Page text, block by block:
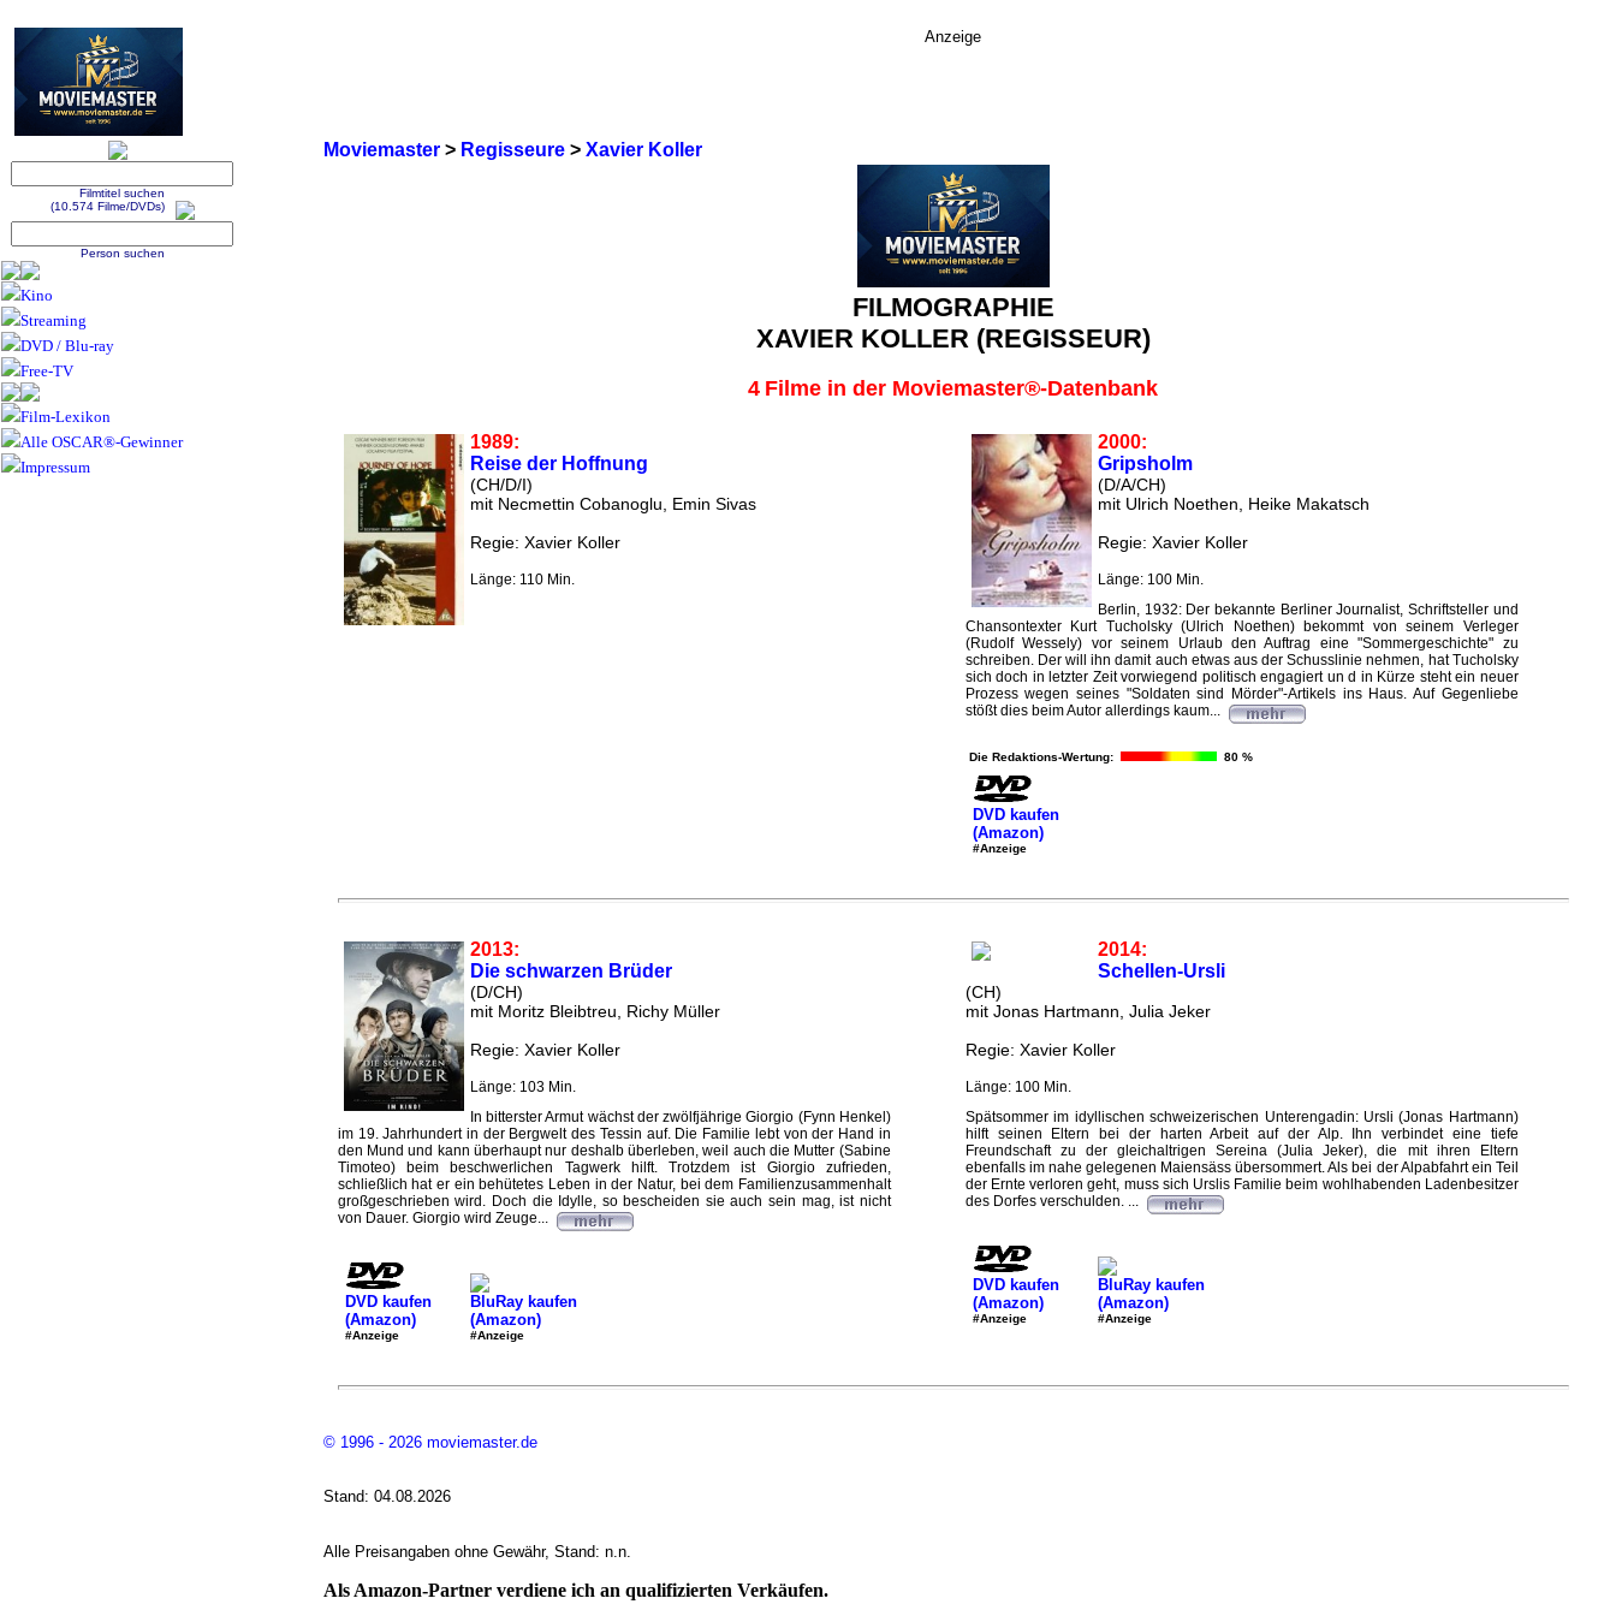
Moviemaster> Regisseure> Xavier Koller
FILMOGRAPHIE
XAVIER KOLLER (REGISSEUR)
4 Filme in der Moviemaster®-Datenbank
1989:
Reise der Hoffnung
(CH/D/I)
mit Necmettin Cobanoglu, Emin Sivas
Regie: Xavier Koller
Länge: 110 Min.
2000:
Gripsholm
(D/A/CH)
mit Ulrich Noethen, Heike Makatsch
Regie: Xavier Koller
Länge: 100 Min.
Berlin, 1932: Der bekannte Berliner Journalist, Schriftsteller und
Chansontexter Kurt Tucholsky (Ulrich Noethen) bekommt von seinem Verleger
(Rudolf Wessely) vor seinem Urlaub den Auftrag eine "Sommergeschichte" zu
schreiben. Der will ihn damit auch etwas aus der Schusslinie nehmen, hat Tucholsky
sich doch in letzter Zeit vorwiegend politisch engagiert un d in Kürze steht ein neuer
Prozess wegen seines "Soldaten sind Mörder"-Artikels ins Haus. Auf Gegenliebe
stößt dies beim Autor allerdings kaum...
Die Redaktions-Wertung: 80 %
DVD kaufen
(Amazon)
#Anzeige
2013:
Die schwarzen Brüder
(D/CH)
mit Moritz Bleibtreu, Richy Müller
Regie: Xavier Koller
Länge: 103 Min.
In bitterster Armut wächst der zwölfjährige Giorgio (Fynn Henkel)
im 19. Jahrhundert in der Bergwelt des Tessin auf. Die Familie lebt von der Hand in
den Mund und kann überhaupt nur deshalb überleben, weil auch die Mutter (Sabine
Timoteo) beim beschwerlichen Tagwerk hilft. Trotzdem ist Giorgio zufrieden,
schließlich hat er ein behütetes Leben in der Natur, bei dem Familienzusammenhalt
großgeschrieben wird. Doch die Idylle, so bescheiden sie auch sein mag, ist nicht
von Dauer. Giorgio wird Zeuge...
DVD kaufen
(Amazon)
#Anzeige
BluRay kaufen
(Amazon)
#Anzeige
2014:
Schellen-Ursli
(CH)
mit Jonas Hartmann, Julia Jeker
Regie: Xavier Koller
Länge: 100 Min.
Spätsommer im idyllischen schweizerischen Unterengadin: Ursli (Jonas Hartmann)
hilft seinen Eltern bei der harten Arbeit auf der Alp. Ihn verbindet eine tiefe
Freundschaft zu der gleichaltrigen Sereina (Julia Jeker), die mit ihren Eltern
ebenfalls im nahe gelegenen Maiensäss übersommert. Als bei der Alpabfahrt ein Teil
der Ernte verloren geht, muss sich Urslis Familie beim wohlhabenden Ladenbesitzer
des Dorfes verschulden. ...
DVD kaufen
(Amazon)
#Anzeige
BluRay kaufen
(Amazon)
#Anzeige
© 1996 - 2026 moviemaster.de
Stand: 04.08.2026
Alle Preisangaben ohne Gewähr, Stand: n.n.
Als Amazon-Partner verdiene ich an qualifizierten Verkäufen.
Anzeige
Filmtitel suchen
(10.574 Filme/DVDs)
Person suchen
Kino
Streaming
DVD / Blu-ray
Free-TV
Film-Lexikon
Alle OSCAR®-Gewinner
Impressum